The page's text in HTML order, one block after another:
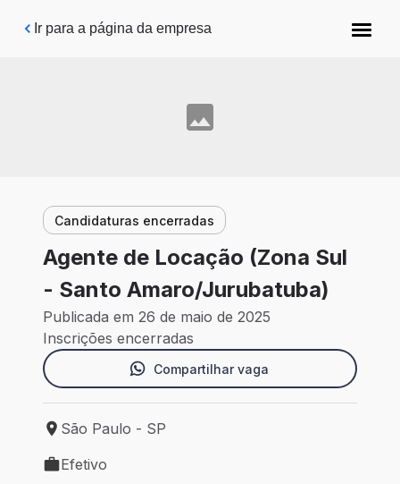
Pular para o conteúdo principal
Ir para a página da empresa
Candidaturas encerradas
Agente de Locação (Zona Sul
- Santo Amaro/Jurubatuba)
Publicada em 26 de maio de 2025
Inscrições encerradas
Compartilhar vaga
Local de trabalho: São Paulo - SP
São Paulo - SP
Tipo de vaga: Efetivo
Efetivo